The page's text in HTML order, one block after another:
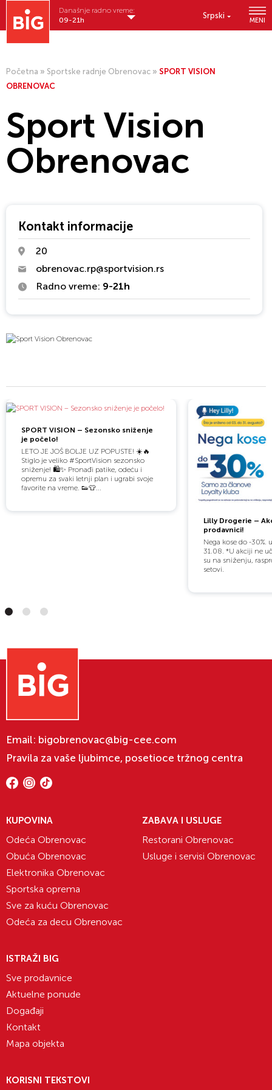
Srpski
MENI
Današnje radno vreme:
09-21h
Početna » Sportske radnje Obrenovac » SPORT VISION
OBRENOVAC
Sport Vision
Obrenovac
Kontakt informacije
20
obrenovac.rp@sportvision.rs
Radno vreme: 9-21h
SPORT VISION – Sezonsko sniženje
je počelo!
LETO JE JOŠ BOLJE UZ POPUSTE! ☀️🔥
Stiglo je veliko #SportVision sezonsko
sniženje! 🛍️✨ Pronađi patike, odeću i
opremu za svaki letnji plan i ugrabi svoje
favorite na vreme. 👟👕...
Lilly Drogerie –
prodavnici!
Nega kose do -
31.08. *U akciji ne
su na sniženju,
setovi.
Email: bigobrenovac@big-cee.com
Pravila za vaše ljubimce, posetioce tržnog centra
KUPOVINA
Odeća Obrenovac
Obuća Obrenovac
Elektronika Obrenovac
Sportska oprema
Sve za kuću Obrenovac
Odeća za decu Obrenovac
ZABAVA I USLUGE
Restorani Obrenovac
Usluge i servisi Obrenovac
ISTRAŽI BIG
Sve prodavnice
Aktuelne ponude
Događaji
Kontakt
Mapa objekta
KORISNI TEKSTOVI